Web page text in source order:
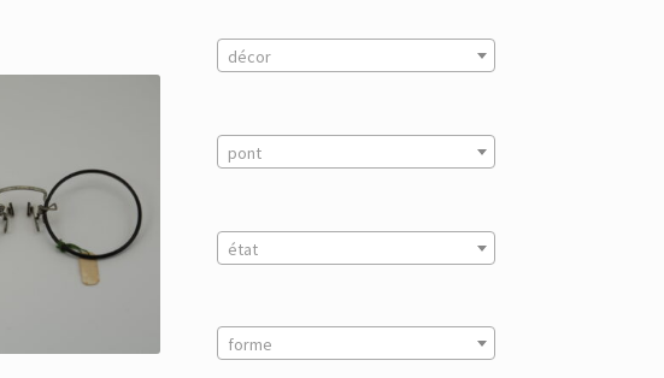
décor
pont
état
forme